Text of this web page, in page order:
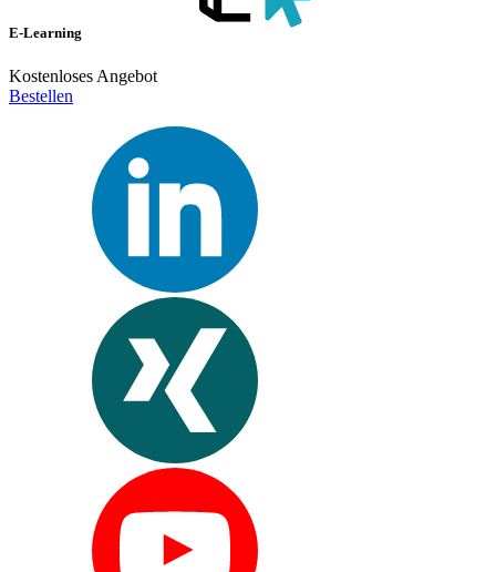
E-Learning
Kostenloses Angebot
Bestellen